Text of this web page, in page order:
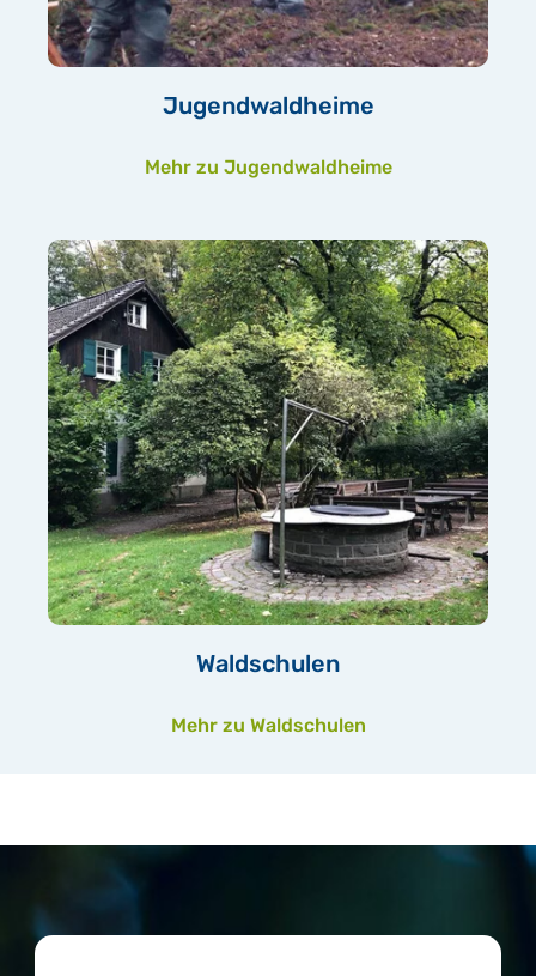
Jugendwaldheime
Mehr zu Jugendwaldheime
Waldschulen
Mehr zu Waldschulen